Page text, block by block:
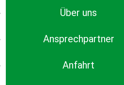
Über uns
Ansprechpartner
Anfahrt